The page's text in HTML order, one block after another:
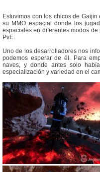
Estuvimos con los chicos de
su MMO espacial donde los
espaciales en diferentes modos
PvE.
Uno de los desarrolladores nos
podemos esperar de él. Para
naves, y donde antes solo
especialización y variedad en el